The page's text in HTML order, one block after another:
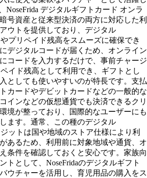
NoseFrida デジタルギフトカード オンラ
号資産と従来型決済の両方に対応した利
ウトを提供しており、デジタル
プリペイド残高をスムーズに確保でき
デジタルコードが届くため、オンライン
コードを入力するだけで、事前チャージ
ペイド残高として利用でき、ギフトとし
としても使いやすいのが特長です。支払
カードやデビットカードなどの一般的な
インなどの仮想通貨でも決済できるクリ
境が整っており、国際的なユーザーにも
ます。通常、この種のデジタル
ットは国や地域のストア仕様により利
あるため、利用前に対象地域や通貨、オ
条件を確認しておくと安心です。家族向
トとして、NoseFridaのデジタルギフト
ウチャーを活用し、育児用品の購入をス